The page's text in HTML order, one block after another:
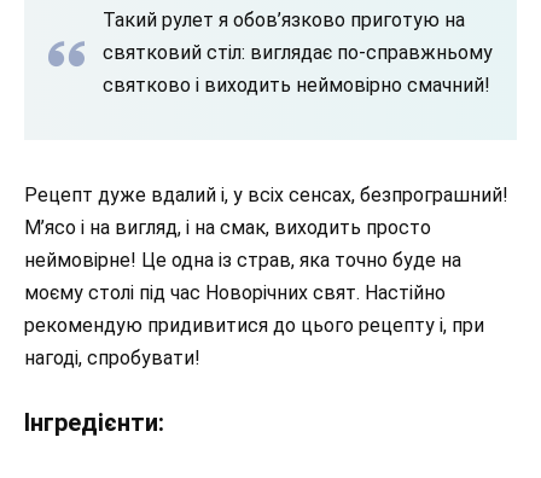
Такий рулет я обов’язково приготую на
святковий стіл: виглядає по-справжньому
святково і виходить неймовірно смачний!
Рецепт дуже вдалий і, у всіх сенсах, безпрограшний!
М’ясо і на вигляд, і на смак, виходить просто
неймовірне! Це одна із страв, яка точно буде на
моєму столі під час Новорічних свят. Настійно
рекомендую придивитися до цього рецепту і, при
нагоді, спробувати!
Інгредієнти: